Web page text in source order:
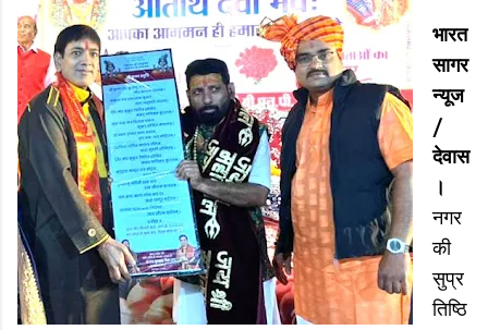
भारत
सागर
न्यूज
/
देवास
।
नगर
की
सुप्र
तिष्ठि